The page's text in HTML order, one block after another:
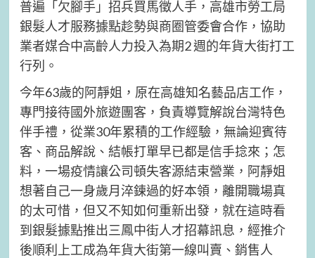
普遍「欠腳手」招兵買馬徵人手，高雄市勞工局
銀髮人才服務據點趁勢與商圈管委會合作，協助
業者媒合中高齡人力投入為期2 週的年貨大街打工
行列。
今年63歲的阿靜姐，原在高雄知名藝品店工作，
專門接待國外旅遊團客，負責導覽解說台灣特色
伴手禮，從業30年累積的工作經驗，無論迎賓待
客、商品解說、結帳打單早已都是信手捻來；怎
料，一場疫情讓公司頓失客源結束營業，阿靜姐
想著自己一身歲月淬鍊過的好本領，離開職場真
的太可惜，但又不知如何重新出發，就在這時看
到銀髮據點推出三鳳中街人才招幕訊息，經推介
後順利上工成為年貨大街第一線叫賣、銷售人